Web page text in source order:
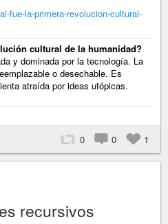
fue-la-primera-revolucion-cultural-
cultural de la humanidad?
y dominada por la tecnología. La
o desechable. Es
atraída por ideas utópicas.
0 0 1
recursivos